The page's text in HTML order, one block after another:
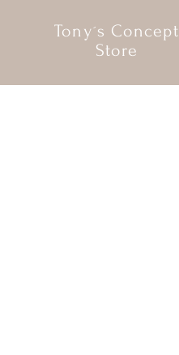
Tony´s Concept
Store